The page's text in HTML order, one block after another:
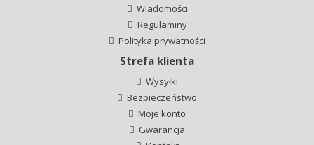
Wiadomości
Regulaminy
Polityka prywatności
Strefa klienta
Wysyłki
Bezpieczeństwo
Moje konto
Gwarancja